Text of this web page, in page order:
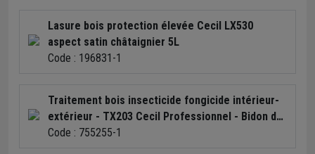
Lasure bois protection élevée Cecil LX530
aspect satin châtaignier 5L
Code : 196831-1
Traitement bois insecticide fongicide intérieur-
extérieur - TX203 Cecil Professionnel - Bidon de
30L
Code : 755255-1